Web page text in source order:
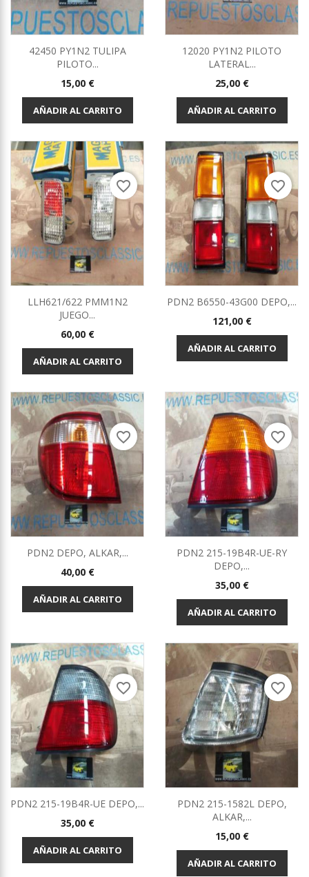
42450 PY1N2 TULIPA
PILOTO...
Precio
15,00 €
AÑADIR AL CARRITO
12020 PY1N2 PILOTO
LATERAL...
Precio
25,00 €
AÑADIR AL CARRITO
LLH621/622 PMM1N2
JUEGO...
Precio
60,00 €
AÑADIR AL CARRITO
favorite_border
PDN2 B6550-43G00 DEPO,...
Precio
121,00 €
AÑADIR AL CARRITO
favorite_border
PDN2 DEPO, ALKAR,...
Precio
40,00 €
AÑADIR AL CARRITO
favorite_border
PDN2 215-19B4R-UE-RY
DEPO,...
Precio
35,00 €
AÑADIR AL CARRITO
favorite_border
PDN2 215-19B4R-UE DEPO,...
Precio
35,00 €
AÑADIR AL CARRITO
favorite_border
PDN2 215-1582L DEPO,
ALKAR,...
Precio
15,00 €
AÑADIR AL CARRITO
favorite_border